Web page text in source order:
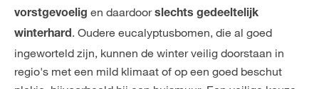
vorstgevoelig en daardoorslechts gedeeltelijk
winterhard. Oudere eucalyptusbomen, die al goed
ingeworteld zijn, kunnen de winter veilig doorstaan in
regio's met een mild klimaat of op een goed beschut